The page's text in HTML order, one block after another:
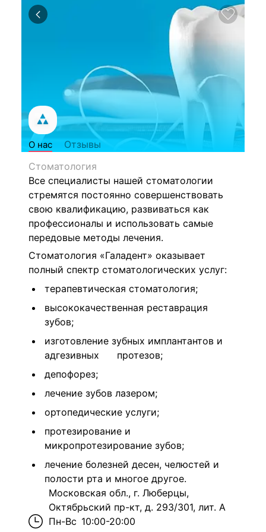
О нас
Отзывы
Стоматология
Все специалисты нашей стоматологии
стремятся постоянно совершенствовать
свою квалификацию, развиваться как
профессионалы и использовать самые
передовые методы лечения.
Стоматология «Галадент» оказывает
полный спектр стоматологических услуг:
терапевтическая стоматология;
высококачественная реставрация
зубов;
изготовление зубных имплантантов и
адгезивных протезов;
депофорез;
лечение зубов лазером;
ортопедические услуги;
протезирование и
микропротезирование зубов;
лечение болезней десен, челюстей и
полости рта и многое другое.
Московская обл., г. Люберцы,
Октябрьский пр-кт, д. 293/301, лит. А
Пн-Вс 10:00-20:00